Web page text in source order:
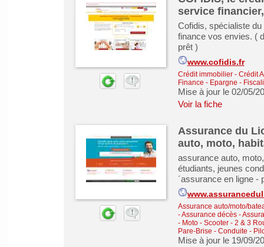
service
Cofidis, spécialiste
finance vos envies. (
prêt )
www.cofidis.fr
Crédit immobilier- Crédit
Finance - Epargne -
Mise à jour le 02/05/
Voir la fiche
Assurance du
auto, moto,
assurance auto,
étudiants, jeunes
´assurance en ligne -
Assurance auto/moto/
- Assurance décès-
- Moto - Scooter - 2 & 3
Pare-Brise - Conduite -
Mise à jour le 19/09/